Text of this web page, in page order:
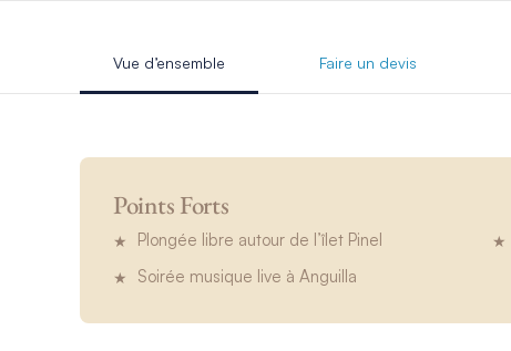
Vue d’ensemble Faire un devis
Points Forts
Plongée libre autour de l’îlet Pinel
Soirée musique live à Anguilla